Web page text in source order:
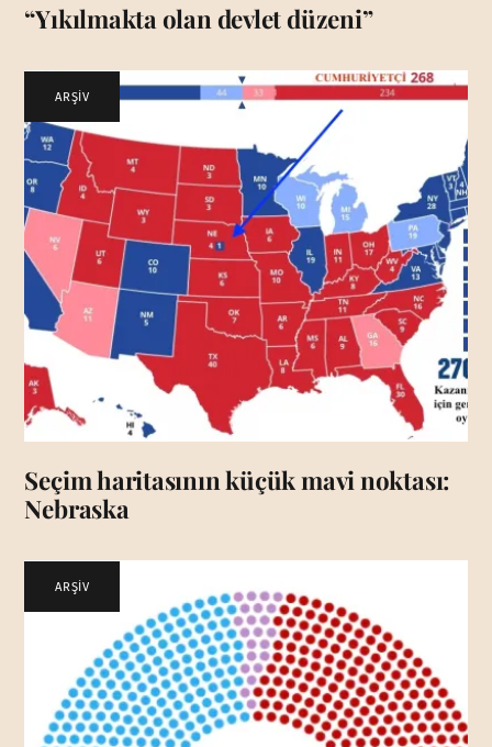
“Yıkılmakta olan devlet düzeni”
ARŞİV
Seçim haritasının küçük mavi noktası:
Nebraska
ARŞİV